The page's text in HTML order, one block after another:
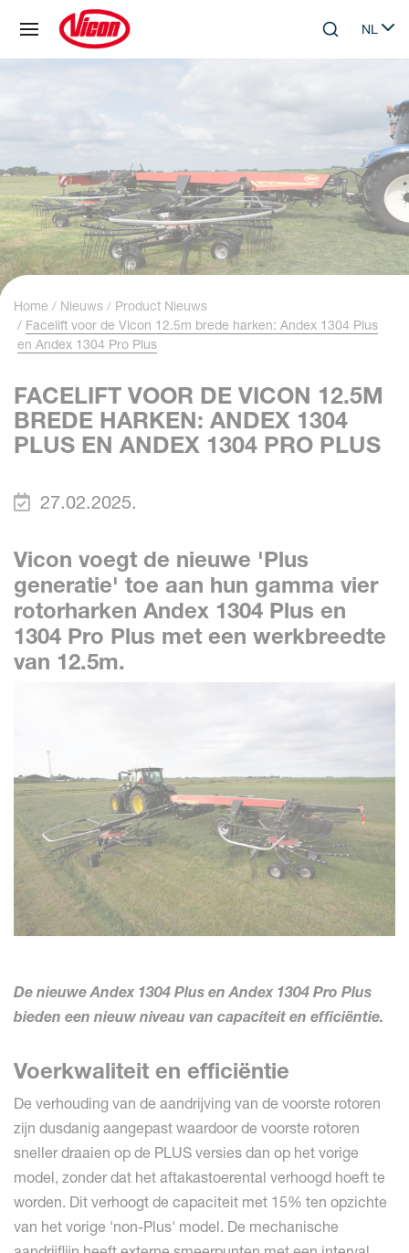
Skip to main contentSearchNL
Select
Home Nieuws
Product Nieuws
Facelift voor de Vicon 12.5m brede harken: Andex 1304 Plus
en Andex 1304 Pro Plus
FACELIFT VOOR DE VICON 12.5M
BREDE HARKEN: ANDEX 1304
PLUS EN ANDEX 1304 PRO PLUS
27.02.2025.
Vicon voegt de nieuwe 'Plus
generatie' toe aan hun gamma vier
rotorharken Andex 1304 Plus en
1304 Pro Plus met een werkbreedte
van 12.5m.
De nieuwe Andex 1304 Plus en Andex 1304 Pro Plus
bieden een nieuw niveau van capaciteit en efficiëntie.
Voerkwaliteit en efficiëntie
De verhouding van de aandrijving van de voorste rotoren
zijn dusdanig aangepast waardoor de voorste rotoren
sneller draaien op de PLUS versies dan op het vorige
model, zonder dat het aftakastoerental verhoogd hoeft te
worden. Dit verhoogt de capaciteit met 15% ten opzichte
van het vorige 'non-Plus' model. De mechanische
Cookies beheer paneel